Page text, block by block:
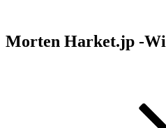
テ
Morten Harket.jp -